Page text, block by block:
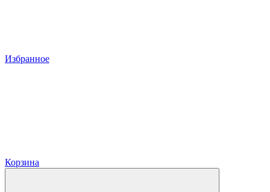
Избранное
Корзина